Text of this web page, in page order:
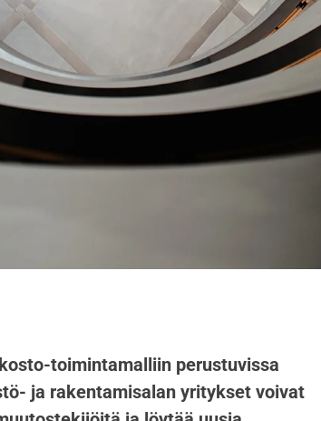
toimintamalliin perustuvissa
ja rakentamisalan yritykset voivat